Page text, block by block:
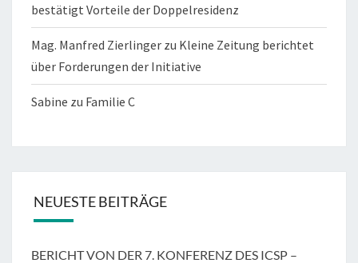
bestätigt Vorteile der Doppelresidenz
Mag. Manfred Zierlinger zu Kleine Zeitung berichtet
über Forderungen der Initiative
Sabine zu Familie C
NEUESTE BEITRÄGE
BERICHT VON DER 7. KONFERENZ DES ICSP –